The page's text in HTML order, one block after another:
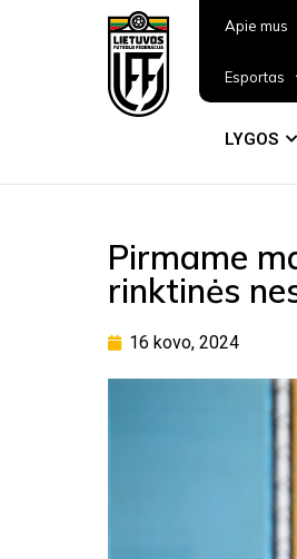
Apie mus
Esportas
LYGOS
Pirmame
rinktinės
16 kovo, 2024